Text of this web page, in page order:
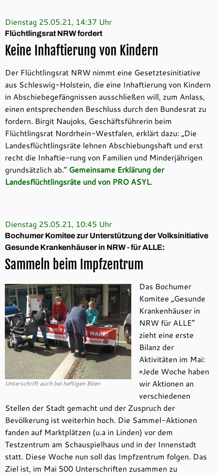
Dienstag 25.05.21, 14:37 Uhr
Flüchtlingsrat NRW fordert
Keine Inhaftierung von Kindern
Der Flüchtlingsrat NRW nimmt eine Gesetztesinitiative
aus Schleswig-Holstein, die eine Inhaftierung von Kindern
in Abschiebegefängnissen ausschließen will, zum Anlass,
einen entsprechenden Beschluss durch den Bundesrat zu
fordern. Birgit Naujoks, Geschäftsführerin beim
Flüchtlingsrat Nordrhein-Westfalen, erklärt dazu: „Die
Landesflüchtlingsräte lehnen Abschiebungshaft und erst
recht die Inhaftie-rung von Familien und Minderjährigen
grundsätzlich ab.“ Gemeinsame Erklärung der
Landesflüchtlingsräte und von PRO ASYL.
Dienstag 25.05.21, 10:45 Uhr
Bochumer Komitee zur Unterstützung der Volksinitiative
Gesunde Krankenhäuser in NRW - für ALLE:
Sammeln beim Impfzentrum
Unterschrift auch bei heftigen Böen
Das Bochumer
Komitee „Gesunde
Krankenhäuser in
NRW für ALLE“
zieht eine erste
Bilanz der
Aktivitäten im Mai:
»Jede Woche haben
wir Aktionen an
verschiedenen
Stellen der Stadt gemacht und der Zuspruch der
Bevölkerung ist weiterhin hoch. Die Sammel-Aktionen
fanden auf Marktplätzen (u.a in Linden) vor dem
Testzentrum am Schauspielhaus und in der Innenstadt
statt. Diese Woche nun soll das Impfzentrum folgen. Das
Ziel ist, im Mai 500 Unterschriften zusammen zu